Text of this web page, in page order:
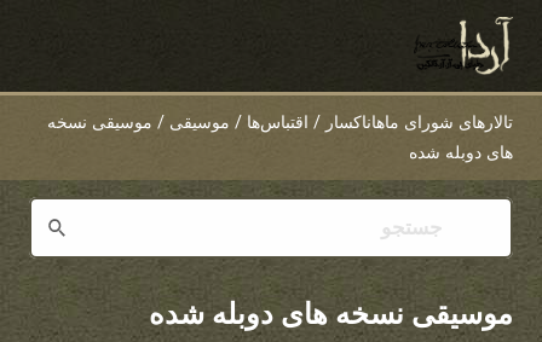
تالارهای شورای ماهاناکسار / اقتباس‌ها / موسیقی / موسیقی نسخه
های دوبله شده
موسیقی نسخه های دوبله شده